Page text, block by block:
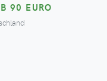
90 EURO